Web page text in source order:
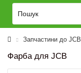
Запчастини до JCB
Фарба для JCB